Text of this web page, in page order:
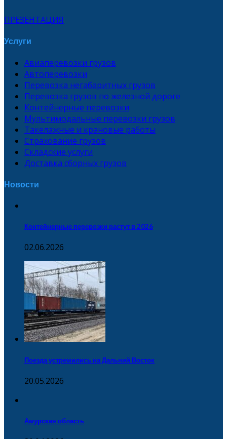
ПРЕЗЕНТАЦИЯ
Услуги
Авиаперевозки грузов
Автоперевозки
Перевозка негабаритных грузов
Перевозка грузов по железной дороге
Контейнерные перевозки
Мультимодальные перевозки грузов
Такелажные и крановые работы
Страхование грузов
Складские услуги
Доставка сборных грузов
Новости
Контейнерные перевозки растут в 2026
02.06.2026
Поезда устремились на Дальний Восток
20.05.2026
Амурская область